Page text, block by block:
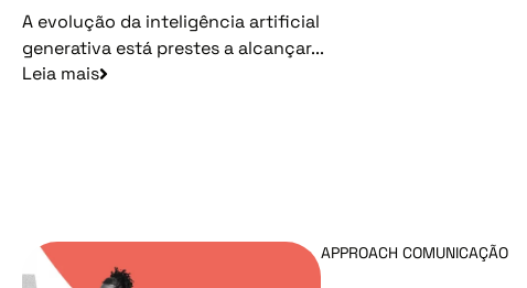
A evolução da inteligência artificial
generativa está prestes a alcançar...
Leia mais
APPROACH COMUNICAÇÃO